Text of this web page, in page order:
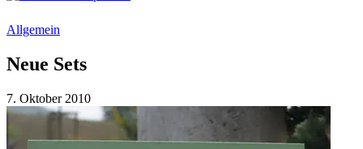
Allgemein
Neue Sets
7. Oktober 2010